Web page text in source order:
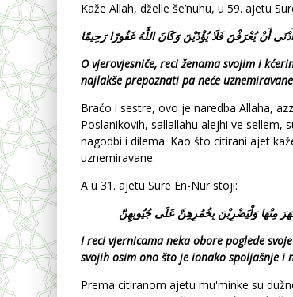
Kaže Allah, dželle še’nuhu, u 59. ajetu
أَنْ يُعْرَفْنَ فَلَا يُؤْذَيْنَ وَكَانَ اللَّهُ غَفُورًا رَحِيمًا
O vjerovjesniče, reci ženama svojim i
najlakše prepoznati pa neće
Braćo i sestre, ovo je naredba Allaha,
Poslanikovih, sallallahu alejhi ve sellem,
nagodbi i dilema. Kao što citirani ajet
uznemiravane.
A u 31. ajetu Sure En-Nur stoji:
I reci vjernicama neka obore poglede
svojih osim ono što je ionako spoljašnje i
Prema citiranom ajetu mu'minke su